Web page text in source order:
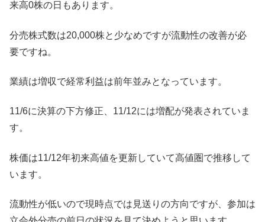
来高0株の日もあります。
分売株式数は20,000株と少なめですが流動性の改善が必
要ですね。
業績は増収で経常利益は前年並みとなっています。
11/6に決算の下方修正、11/12には増配が発表されていま
す。
株価は11/12年初来高値を更新していて高値圏で推移して
います。
流動性が低いので現時点では見送りの方向ですが、参加は